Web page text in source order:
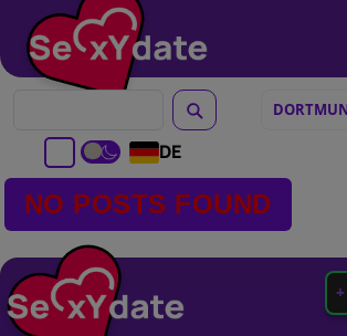
DE
NO POSTS FOUND